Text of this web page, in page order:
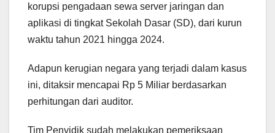
korupsi pengadaan sewa server jaringan dan
aplikasi di tingkat Sekolah Dasar (SD), dari kurun
waktu tahun 2021 hingga 2024.
Adapun kerugian negara yang terjadi dalam kasus
ini, ditaksir mencapai Rp 5 Miliar berdasarkan
perhitungan dari auditor.
Tim Penyidik sudah melakukan pemeriksaan